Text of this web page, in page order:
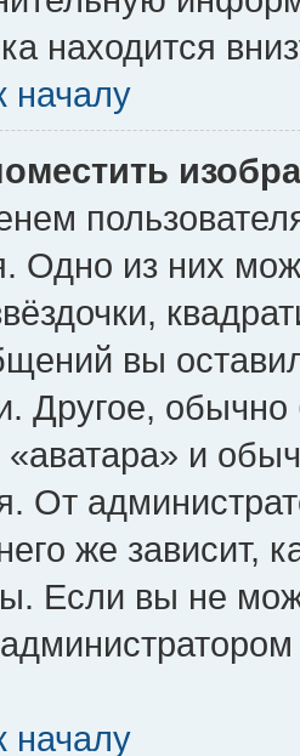
находится
началу
Одно из них
вы
Другое,
«аватара» и
От
же зависит,
Если вы не
началу